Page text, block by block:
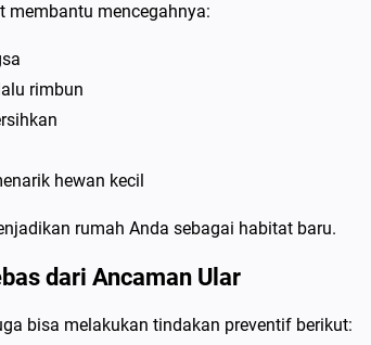
membantu mencegahnya:
rimbun
hewan kecil
rumah Anda sebagai habitat baru.
dari Ancaman Ular
bisa melakukan tindakan preventif berikut: